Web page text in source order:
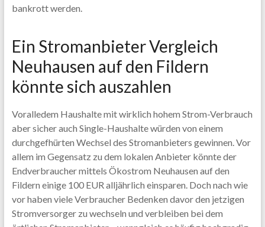
bankrott werden.
Ein Stromanbieter Vergleich
Neuhausen auf den Fildern
könnte sich auszahlen
Voralledem Haushalte mit wirklich hohem Strom-Verbrauch
aber sicher auch Single-Haushalte würden von einem
durchgefhürten Wechsel des Stromanbieters gewinnen. Vor
allem im Gegensatz zu dem lokalen Anbieter könnte der
Endverbraucher mittels Ökostrom Neuhausen auf den
Fildern einige 100 EUR alljährlich einsparen. Doch nach wie
vor haben viele Verbraucher Bedenken davor den jetzigen
Stromversorger zu wechseln und verbleiben bei dem